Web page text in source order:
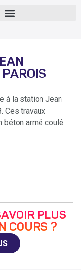
à la station Jean
Ces travaux
béton armé coulé
PLUS
COURS ?